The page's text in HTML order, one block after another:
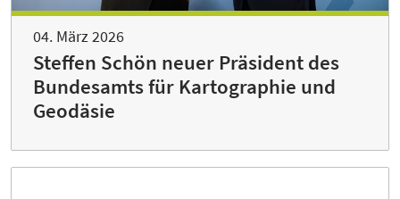
04. März 2026
Steffen Schön neuer Präsident des
Bundesamts für Kartographie und
Geodäsie